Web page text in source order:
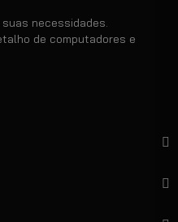
necessidades.
de computadores e